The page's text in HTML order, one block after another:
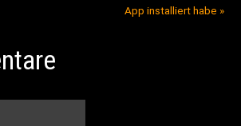
App installiert habe »